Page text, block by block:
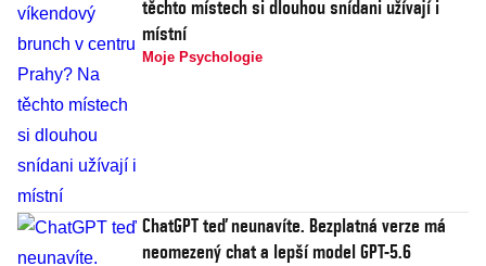
těchto místech si dlouhou snídani užívají i
místní
Moje Psychologie
ChatGPT teď neunavíte. Bezplatná verze má
neomezený chat a lepší model GPT-5.6